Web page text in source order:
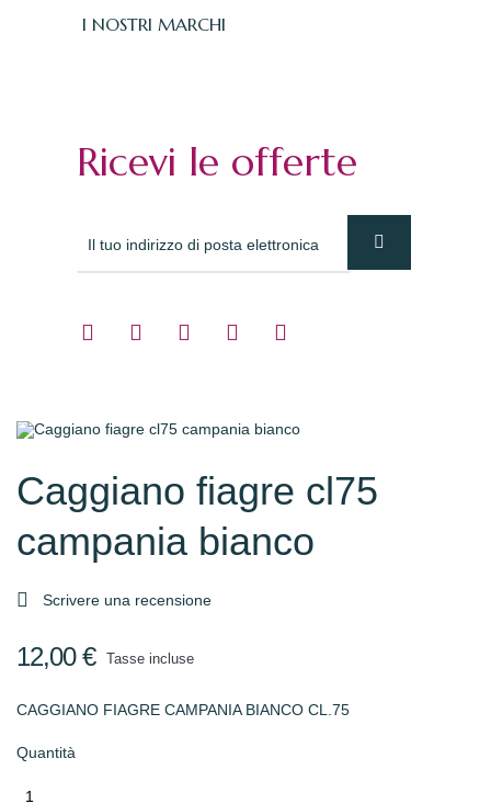
I NOSTRI MARCHI
Ricevi le offerte
Caggiano fiagre cl75
campania bianco
 Scrivere una recensione
12,00 € Tasse incluse
CAGGIANO FIAGRE CAMPANIA BIANCO CL.75
Quantità